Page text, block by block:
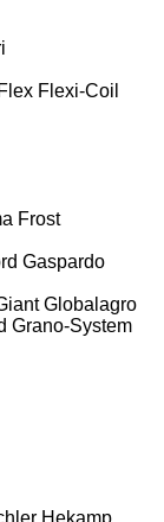
Flex Flexi-Coil
Frost
Gaspardo
Globalagro
Grano-System
Hekamp